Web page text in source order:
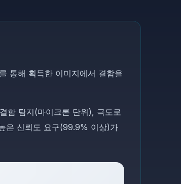
통해 획득한 이미지에서 결함을
함 탐지(마이크론 단위), 극도로
은 신뢰도 요구(99.9% 이상)가